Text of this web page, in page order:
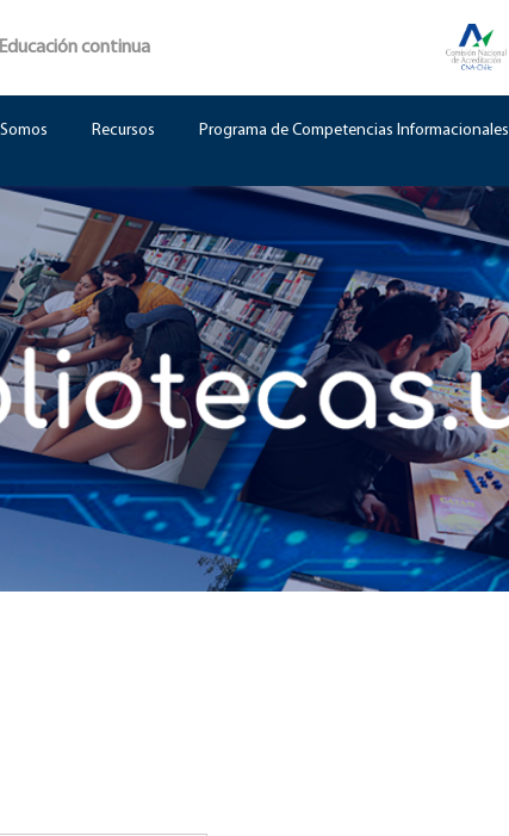
Educación continua
Recursos Programa de Competencias Informacionales